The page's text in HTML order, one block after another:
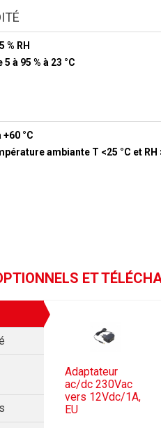
% RH
5 à 95 % à 23 °C
+60 °C
ambiante T <25 °C et RH
ET
Adaptateur
ac/dc 230Vac
vers 12Vdc/1A,
EU